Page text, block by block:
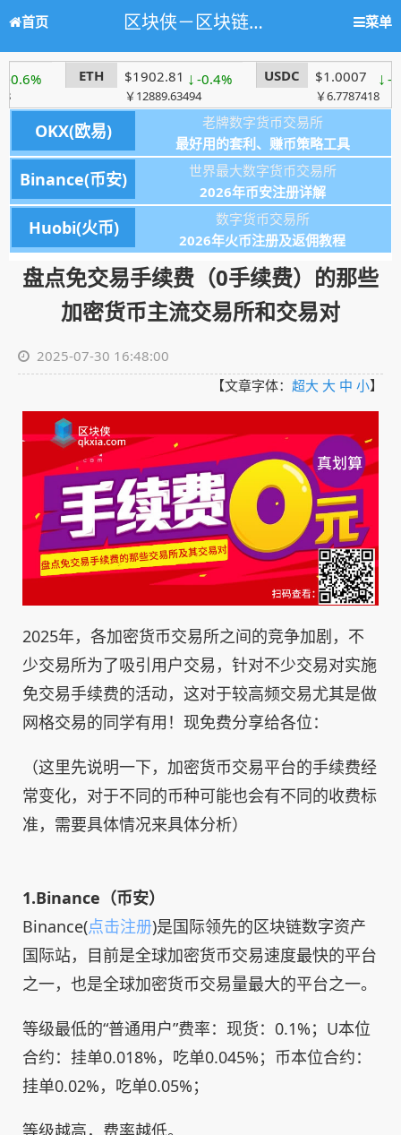
首页 区块侠－区块链学习网站，人人都懂区块链 菜单
ETH $1902.81
￥12889.63494
↓ -0.4% USDC $1.0007
￥6.7787418
↓ -0.02%
老牌数字货币交易所
OKX(欧易)
最好用的套利、赚币策略工具
世界最大数字货币交易所
Binance(币安)
2026年币安注册详解
数字货币交易所
Huobi(火币)
2026年火币注册及返佣教程
盘点免交易手续费（0手续费）的那些
加密货币主流交易所和交易对
2025-07-30 16:48:00
【文章字体： 超大 大 中 小】
2025年，各加密货币交易所之间的竞争加剧，不
少交易所为了吸引用户交易，针对不少交易对实施
免交易手续费的活动，这对于较高频交易尤其是做
网格交易的同学有用！现免费分享给各位：
（这里先说明一下，加密货币交易平台的手续费经
常变化，对于不同的币种可能也会有不同的收费标
准，需要具体情况来具体分析）
1.Binance（币安）
Binance(点击注册)是国际领先的区块链数字资产
国际站，目前是全球加密货币交易速度最快的平台
之一，也是全球加密货币交易量最大的平台之一。
等级最低的“普通用户”费率：现货：0.1%；U本位
合约：挂单0.018%，吃单0.045%；币本位合约：
挂单0.02%，吃单0.05%；